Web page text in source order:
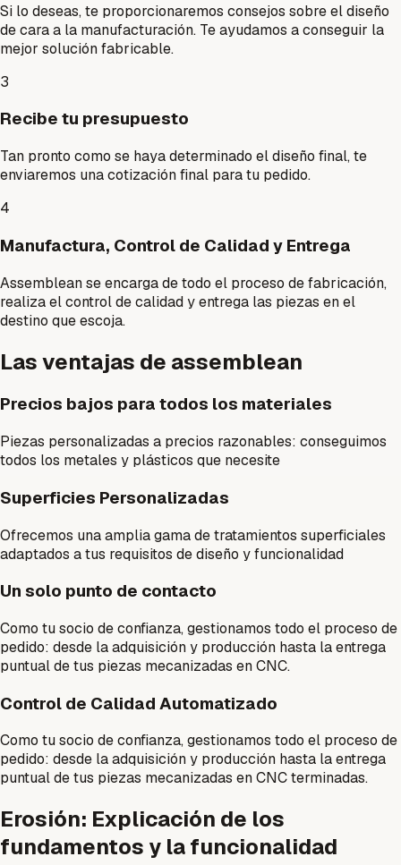
Si lo deseas, te proporcionaremos consejos sobre el diseño
de cara a la manufacturación. Te ayudamos a conseguir la
mejor solución fabricable.
3
Recibe tu presupuesto
Tan pronto como se haya determinado el diseño final, te
enviaremos una cotización final para tu pedido.
4
Manufactura, Control de Calidad y Entrega
Assemblean se encarga de todo el proceso de fabricación,
realiza el control de calidad y entrega las piezas en el
destino que escoja.
Las ventajas de assemblean
Precios bajos para todos los materiales
Piezas personalizadas a precios razonables: conseguimos
todos los metales y plásticos que necesite
Superficies Personalizadas
Ofrecemos una amplia gama de tratamientos superficiales
adaptados a tus requisitos de diseño y funcionalidad
Un solo punto de contacto
Como tu socio de confianza, gestionamos todo el proceso de
pedido: desde la adquisición y producción hasta la entrega
puntual de tus piezas mecanizadas en CNC.
Control de Calidad Automatizado
Como tu socio de confianza, gestionamos todo el proceso de
pedido: desde la adquisición y producción hasta la entrega
puntual de tus piezas mecanizadas en CNC terminadas.
Erosión: Explicación de los
fundamentos y la funcionalidad